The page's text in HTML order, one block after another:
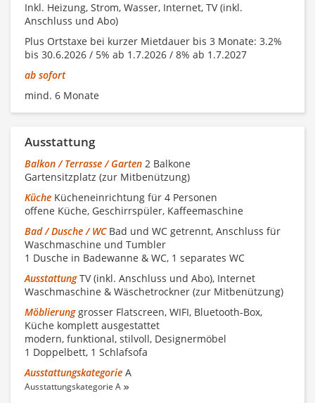
Inkl. Heizung, Strom, Wasser, Internet, TV (inkl.
Anschluss und Abo)
Plus Ortstaxe bei kurzer Mietdauer bis 3 Monate: 3.2%
bis 30.6.2026 / 5% ab 1.7.2026 / 8% ab 1.7.2027
ab sofort
mind. 6 Monate
Ausstattung
Balkon / Terrasse / Garten 2 Balkone
Gartensitzplatz (zur Mitbenützung)
Küche Kücheneinrichtung für 4 Personen
offene Küche, Geschirrspüler, Kaffeemaschine
Bad / Dusche / WCBad und WC getrennt, Anschluss für
Waschmaschine und Tumbler
1 Dusche in Badewanne & WC, 1 separates WC
AusstattungTV (inkl. Anschluss und Abo), Internet
Waschmaschine & Wäschetrockner (zur Mitbenützung)
Möblierunggrosser Flatscreen, WIFI, Bluetooth-Box,
Küche komplett ausgestattet
modern, funktional, stilvoll, Designermöbel
1 Doppelbett, 1 Schlafsofa
Ausstattungskategorie A
Ausstattungskategorie A